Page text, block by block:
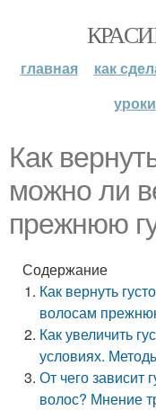
главная как
уроки
Как
можно ли
прежнюю
Содержание
Как вернуть
волосам
Как увеличить
условиях.
От чего зависит
волос? Мнение